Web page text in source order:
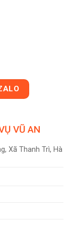
VŨ AN
Xã Thanh Trì, Hà